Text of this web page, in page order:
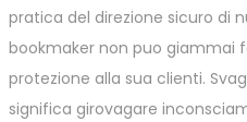
pratica del direzione sicuro di
bookmaker non puo giammai
protezione alla sua clienti.
significa girovagare